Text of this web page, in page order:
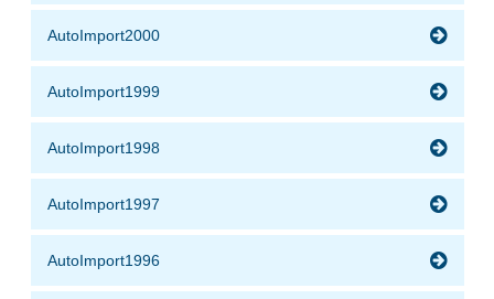
AutoImport2000
AutoImport1999
AutoImport1998
AutoImport1997
AutoImport1996